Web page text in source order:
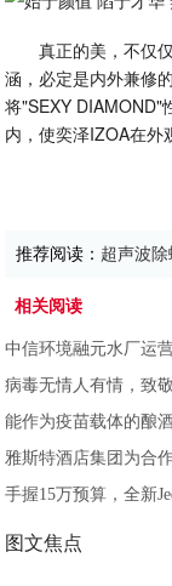
真正的美，不仅
涵，必定是内外兼修
将"SEXY DIAMOND"
内，使奕泽IZOA在外
推荐阅读： 超声波除
相关阅读
中信环境融元水厂运
病毒无情人有情，致
能作为疫苗载体的酿
雅斯特酒店集团为合
手握15万预算，全新
图文焦点